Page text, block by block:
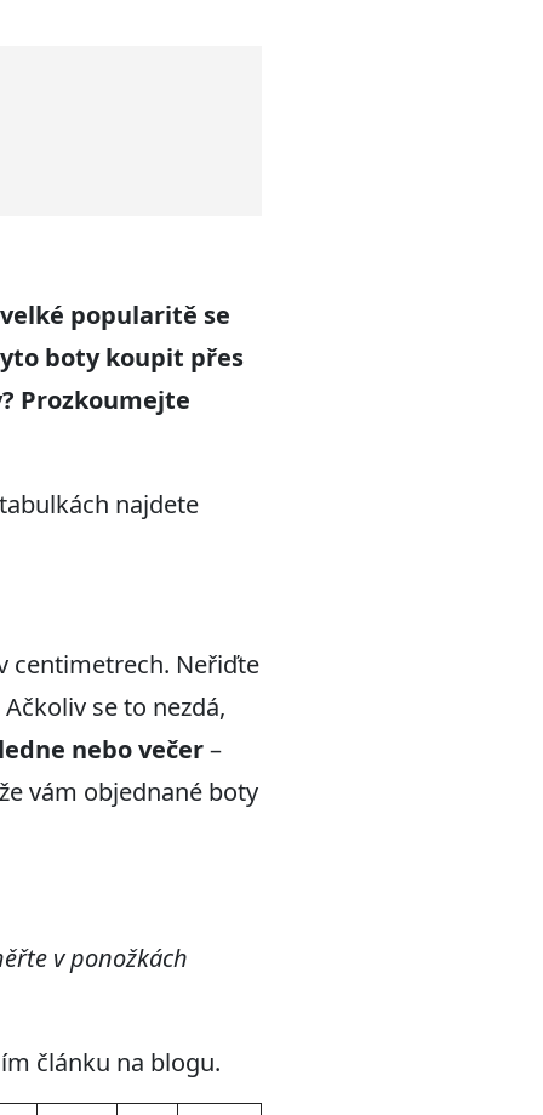
popularitě se
boty koupit přes
Prozkoumejte
najdete
centimetrech. Neřiďte
se to nezdá,
nebo večer–
vám objednané boty
v ponožkách
článku na blogu.